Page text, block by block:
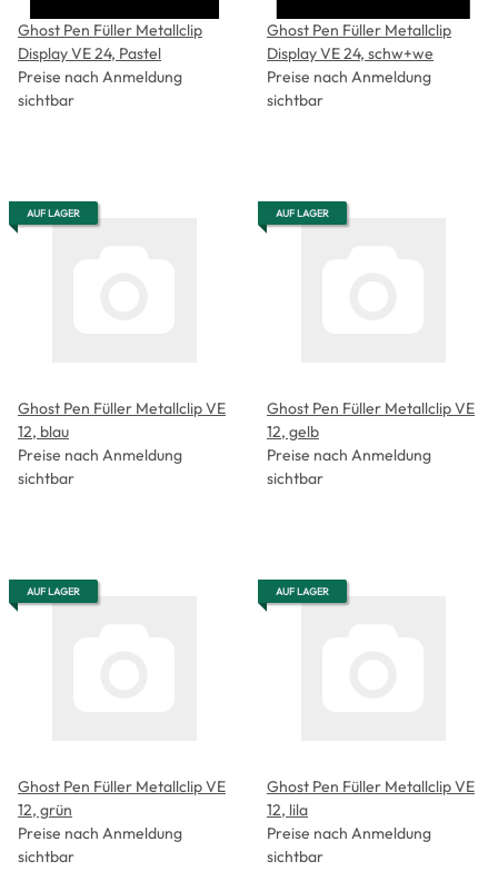
Ghost Pen Füller Metallclip
Display VE 24, Pastel
Preise nach Anmeldung
sichtbar
Ghost Pen Füller Metallclip
Display VE 24, schw+we
Preise nach Anmeldung
sichtbar
AUF LAGER
Ghost Pen Füller Metallclip VE
12, blau
Preise nach Anmeldung
sichtbar
AUF LAGER
Ghost Pen Füller Metallclip VE
12, gelb
Preise nach Anmeldung
sichtbar
AUF LAGER
Ghost Pen Füller Metallclip VE
12, grün
Preise nach Anmeldung
sichtbar
AUF LAGER
Ghost Pen Füller Metallclip VE
12, lila
Preise nach Anmeldung
sichtbar